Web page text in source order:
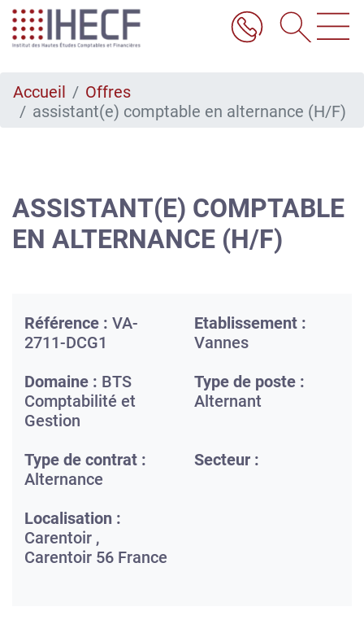
Aller
au
contenu
Accueil
Offres
assistant(e) comptable en alternance (H/F)
ASSISTANT(E) COMPTABLE
EN ALTERNANCE (H/F)
Référence : VA-
2711-DCG1
Etablissement :
Vannes
Domaine : BTS
Comptabilité et
Gestion
Type de poste :
Alternant
Type de contrat :
Alternance
Secteur :
Localisation :
Carentoir ,
Carentoir 56 France